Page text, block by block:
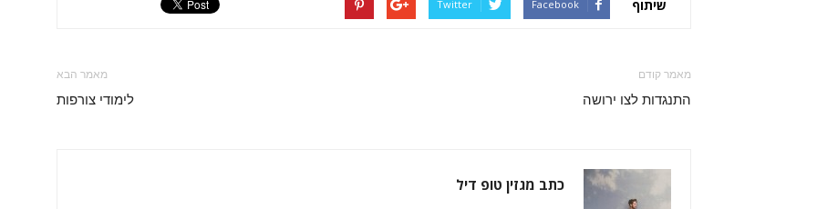
שיתוף Facebook
Twitter
מאמר קודם
התנגדות לצו ירושה
מאמר הבא
לימודי צורפות
כתב מגזין טופ דיל